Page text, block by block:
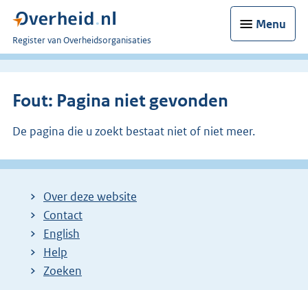
Menu
U
bent
Register van Overheidsorganisaties
Fout: Pagina niet gevonden
De pagina die u zoekt bestaat niet of niet meer.
Over deze website
Contact
English
Help
Zoeken